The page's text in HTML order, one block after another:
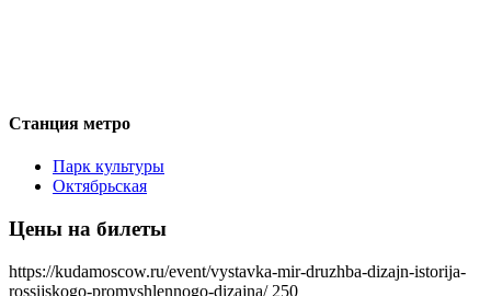
Станция метро
Парк культуры
Октябрьская
Цены на билеты
https://kudamoscow.ru/event/vystavka-mir-druzhba-dizajn-istorija-
rossijskogo-promyshlennogo-dizajna/ 250